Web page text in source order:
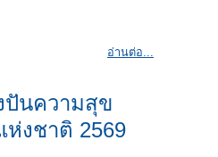
อ่านต่อ...
ปันความสุข
ห่งชาติ 2569